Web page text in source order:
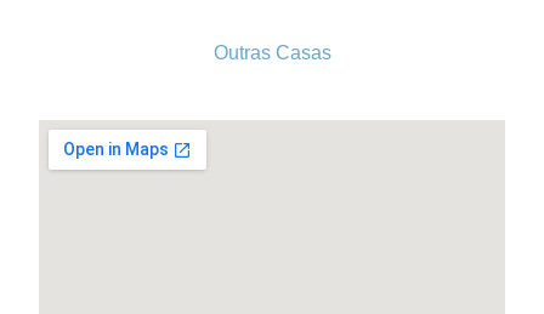
Outras Casas